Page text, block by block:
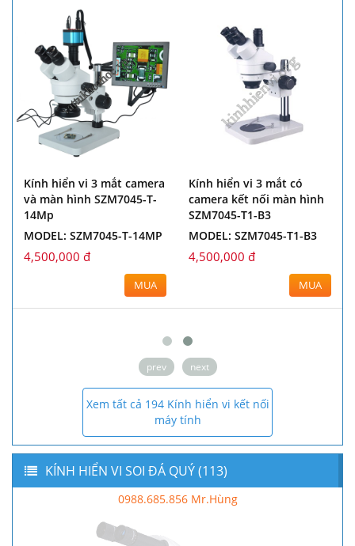
Kính hiển vi 3 mắt camera
và màn hình SZM7045-T-
14Mp
MODEL: SZM7045-T-14MP
4,500,000 đ
MUA
Kính hiển vi 3 mắt có
camera kết nối màn hình
SZM7045-T1-B3
MODEL: SZM7045-T1-B3
4,500,000 đ
MUA
prev next
Xem tất cả 194 Kính hiển vi kết nối
máy tính
KÍNH HIỂN VI SOI ĐÁ QUÝ (113)
0988.685.856 Mr.Hùng